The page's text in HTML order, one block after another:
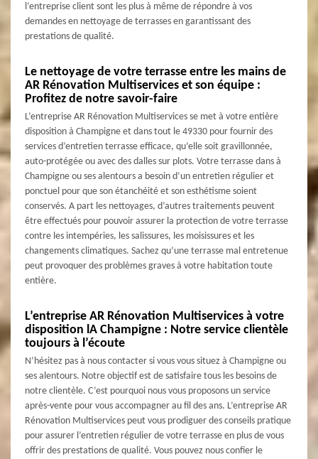
l‘entreprise client sont les plus à même de répondre à vos
demandes en nettoyage de terrasses en garantissant des
prestations de qualité.
Le nettoyage de votre terrasse entre les mains de
AR Rénovation Multiservices et son équipe :
Profitez de notre savoir-faire
L’entreprise AR Rénovation Multiservices se met à votre entière
disposition à Champigne et dans tout le 49330 pour fournir des
services d’entretien terrasse efficace, qu’elle soit gravillonnée,
auto-protégée ou avec des dalles sur plots. Votre terrasse dans à
Champigne ou ses alentours a besoin d’un entretien régulier et
ponctuel pour que son étanchéité et son esthétisme soient
conservés. A part les nettoyages, d’autres traitements peuvent
être effectués pour pouvoir assurer la protection de votre terrasse
contre les intempéries, les salissures, les moisissures et les
changements climatiques. Sachez qu’une terrasse mal entretenue
peut provoquer des problèmes graves à votre habitation toute
entière.
L’entreprise AR Rénovation Multiservices à votre
disposition lA Champigne : Notre service clientèle
toujours à l’écoute
N’hésitez pas à nous contacter si vous vous situez à Champigne ou
ses alentours. Notre objectif est de satisfaire tous les besoins de
notre clientèle. C’est pourquoi nous vous proposons un service
après-vente pour vous accompagner au fil des ans. L’entreprise AR
Rénovation Multiservices peut vous prodiguer des conseils pratique
pour assurer l’entretien régulier de votre terrasse en plus de vous
offrir des prestations de qualité. Vous pouvez nous confier le